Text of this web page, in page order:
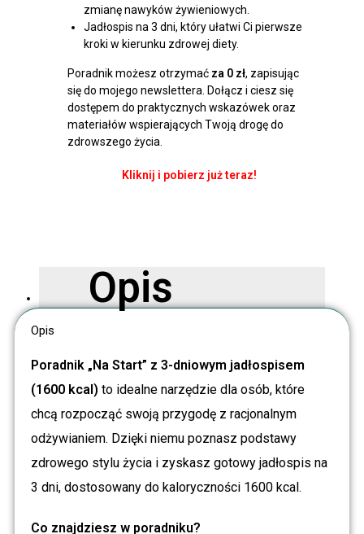
zmianę nawyków żywieniowych.
Jadłospis na 3 dni, który ułatwi Ci pierwsze
kroki w kierunku zdrowej diety.
Poradnik możesz otrzymać za 0 zł, zapisując
się do mojego newslettera. Dołącz i ciesz się
dostępem do praktycznych wskazówek oraz
materiałów wspierających Twoją drogę do
zdrowszego życia.
Kliknij i pobierz już teraz!
Opis
Opis
Poradnik „Na Start” z 3-dniowym jadłospisem
(1600 kcal) to idealne narzędzie dla osób, które
chcą rozpocząć swoją przygodę z racjonalnym
odżywianiem. Dzięki niemu poznasz podstawy
zdrowego stylu życia i zyskasz gotowy jadłospis na
3 dni, dostosowany do kaloryczności 1600 kcal.
Co znajdziesz w poradniku?